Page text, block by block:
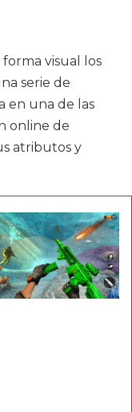
visual los
serie de
en una de las
online de
atributos y